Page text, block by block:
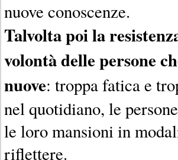
nuove conoscenze.
Talvolta poi la
volontà delle persone
nuove: troppa fatica e
nel quotidiano, le
le loro mansioni in
riflettere.